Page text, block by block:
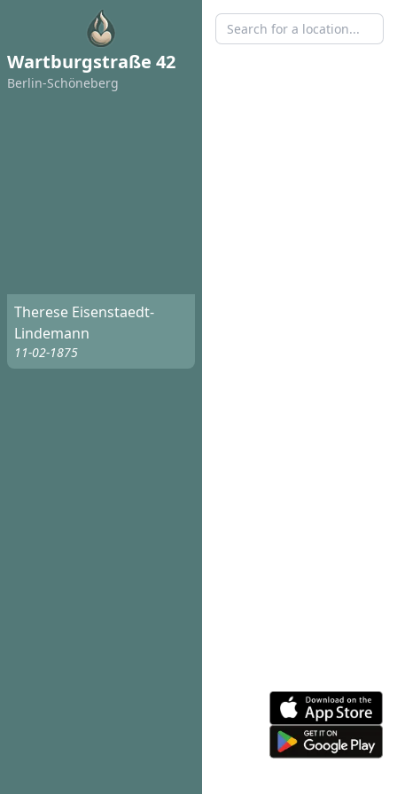
Wartburgstraße 42
Berlin-Schöneberg
Therese Eisenstaedt-
Lindemann
11-02-1875